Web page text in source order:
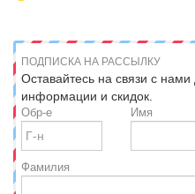
ПОДПИСКА НА РАССЫЛКУ
Оставайтесь на связи с
информации и скидок.
Обр-е Имя
Фамилия